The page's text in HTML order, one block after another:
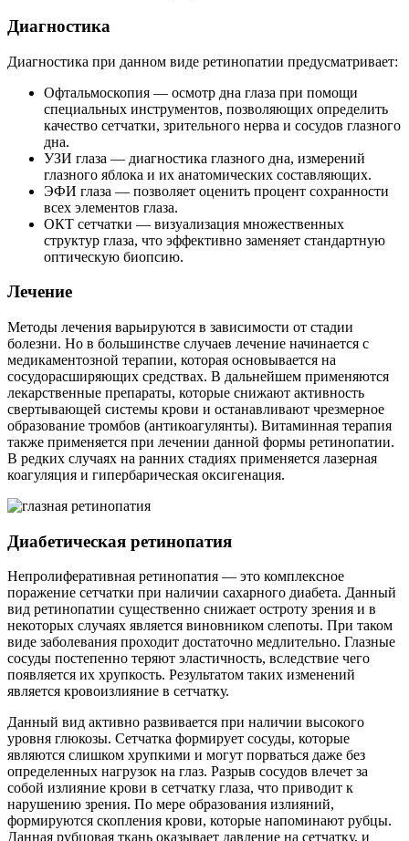
Диагностика
Диагностика при данном виде ретинопатии предусматривает:
Офтальмоскопия — осмотр дна глаза при помощи
специальных инструментов, позволяющих определить
качество сетчатки, зрительного нерва и сосудов глазного
дна.
УЗИ глаза — диагностика глазного дна, измерений
глазного яблока и их анатомических составляющих.
ЭФИ глаза — позволяет оценить процент сохранности
всех элементов глаза.
ОКТ сетчатки — визуализация множественных
структур глаза, что эффективно заменяет стандартную
оптическую биопсию.
Лечение
Методы лечения варьируются в зависимости от стадии
болезни. Но в большинстве случаев лечение начинается с
медикаментозной терапии, которая основывается на
сосудорасширяющих средствах. В дальнейшем применяются
лекарственные препараты, которые снижают активность
свертывающей системы крови и останавливают чрезмерное
образование тромбов (антикоагулянты). Витаминная терапия
также применяется при лечении данной формы ретинопатии.
В редких случаях на ранних стадиях применяется лазерная
коагуляция и гипербарическая оксигенация.
Диабетическая ретинопатия
Непролиферативная ретинопатия — это комплексное
поражение сетчатки при наличии сахарного диабета. Данный
вид ретинопатии существенно снижает остроту зрения и в
некоторых случаях является виновником слепоты. При таком
виде заболевания проходит достаточно медлительно. Глазные
сосуды постепенно теряют эластичность, вследствие чего
появляется их хрупкость. Результатом таких изменений
является кровоизлияние в сетчатку.
Данный вид активно развивается при наличии высокого
уровня глюкозы. Сетчатка формирует сосуды, которые
являются слишком хрупкими и могут порваться даже без
определенных нагрузок на глаз. Разрыв сосудов влечет за
собой излияние крови в сетчатку глаза, что приводит к
нарушению зрения. По мере образования излияний,
формируются скопления крови, которые напоминают рубцы.
Данная рубцовая ткань оказывает давление на сетчатку, и